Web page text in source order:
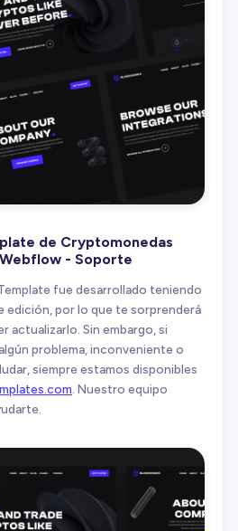
de Cryptomonedas
- Soporte
fue desarrollado teniendo
edición, por lo que te sorprenderá
actualizarlo. Sin embargo, si
problema, inconveniente o
siempre estamos disponibles
. Nuestro equipo